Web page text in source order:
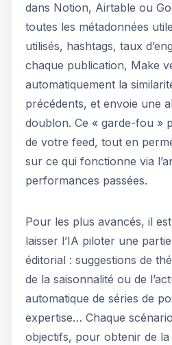
dans Notion, Airtable ou
toutes les métadonnées
utilisés, hashtags, taux
chaque publication, Make
automatiquement la
précédents, et envoie une
doublon. Ce « garde-fou »
de votre feed, tout en
sur ce qui fonctionne via
performances passées.
Pour les plus avancés, il
laisser l’IA piloter une
éditorial : suggestions de
de la saisonnalité ou de
automatique de séries de
expertise… Chaque
objectifs, pour obtenir de